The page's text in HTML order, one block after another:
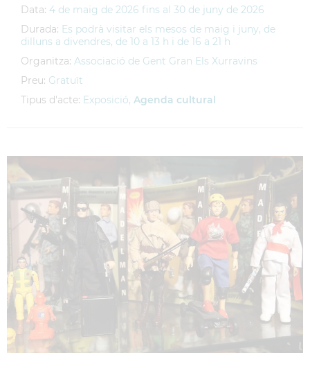
Data: 4 de maig de 2026 fins al 30 de juny de 2026
Durada: Es podrà visitar els mesos de maig i juny, de
dilluns a divendres, de 10 a 13 h i de 16 a 21 h
Organitza: Associació de Gent Gran Els Xurravins
Preu: Gratuït
Tipus d'acte: Exposició, Agenda cultural